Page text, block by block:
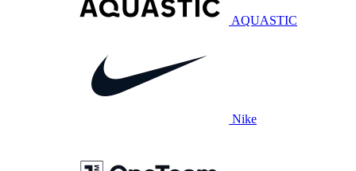
AQUASTIC
Nike